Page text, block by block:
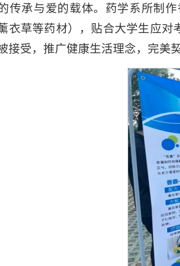
传承与爱的载体。药学系所制
衣草等药材），贴合大学生应对
接受，推广健康生活理念，完美